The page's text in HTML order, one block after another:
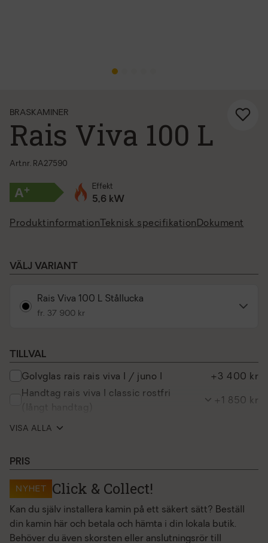
BRASKAMINER
Rais Viva 100 L
Art.nr. RA27590
A+ Effekt
5,6 kW
Produktinformation Teknisk specifikation Dokument
VÄLJ VARIANT
Rais Viva 100 L Stållucka
fr. 37 900 kr
TILLVAL
golvglas rais rais viva l / juno l
+3 400 kr
handtag rais viva l classic rostfri
+1 850 kr
handtag rais viva l corian vit
handtag rais viva l svart läder
rais air-kit, bak viva l
rais air-kit, botten viva l
+4 800 kr
topplatta rais viva l rostfri,
toppansluten
+4 800 kr
VISA ALLA
PRIS
NYHET Click & Collect!
Kan du själv installera kamin på ett säkert sätt? Beställ
din kamin här och betala och hämta i din lokala butik.
Behöver du även skorsten eller anslutningsrör till